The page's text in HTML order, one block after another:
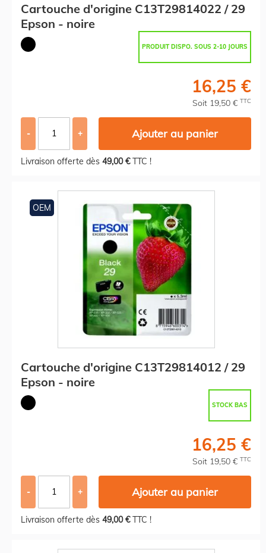
Cartouche d'origine C13T29814022 / 29
Epson - noire
PRODUIT DISPO. SOUS 2-10 JOURS
16,25 €
Soit 19,50 € TTC
- + Ajouter au panier
Livraison offerte dès 49,00 €TTC !
OEM
Cartouche d'origine C13T29814012 / 29
Epson - noire
STOCK BAS
16,25 €
Soit 19,50 € TTC
- + Ajouter au panier
Livraison offerte dès 49,00 €TTC !